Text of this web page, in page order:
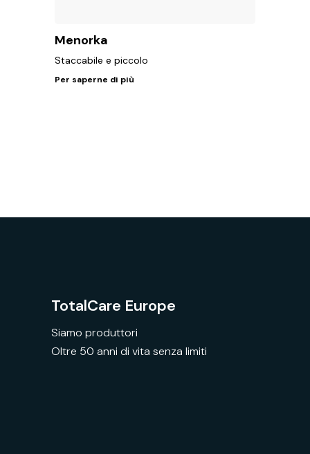
Menorka
Staccabile e piccolo
Per saperne di più
TotalCare Europe
Siamo produttori
Oltre 50 anni di vita senza limiti